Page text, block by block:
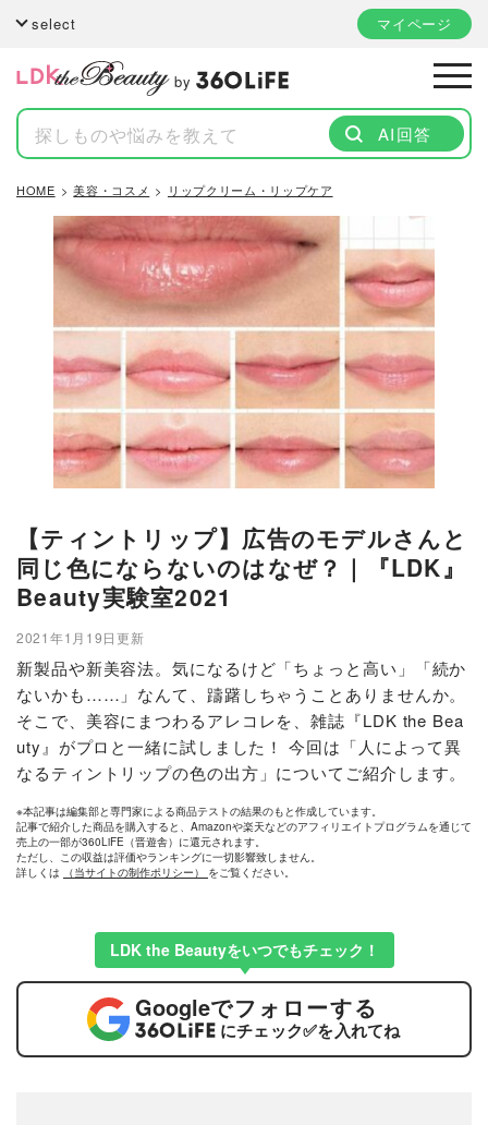
select マイページ
by
AI回答
HOME 美容・コスメ リップクリーム・リップケア
【ティントリップ】広告のモデルさんと
同じ色にならないのはなぜ？｜『LDK』
Beauty実験室2021
2021年1月19日更新
新製品や新美容法。気になるけど「ちょっと高い」「続か
ないかも……」なんて、躊躇しちゃうことありませんか。
そこで、美容にまつわるアレコレを、雑誌『LDK the Bea
uty』がプロと一緒に試しました！ 今回は「人によって異
なるティントリップの色の出方」についてご紹介します。
※本記事は編集部と専門家による商品テストの結果のもと作成しています。
記事で紹介した商品を購入すると、Amazonや楽天などのアフィリエイトプログラムを通じて
売上の一部が360LiFE（晋遊舎）に還元されます。
ただし、この収益は評価やランキングに一切影響致しません。
詳しくは
（当サイトの制作ポリシー） をご覧ください。
LDK the Beautyをいつでもチェック！
Googleでフォローする
にチェック✅を入れてね